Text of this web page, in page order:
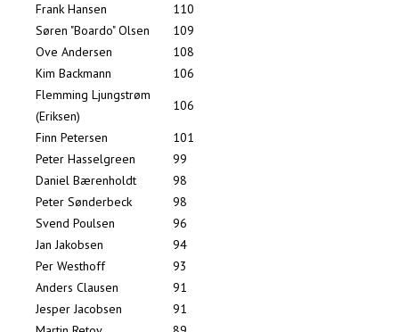
Frank Hansen
110
Søren "Boardo" Olsen
109
Ove Andersen
108
Kim Backmann
106
Flemming Ljungstrøm
(Eriksen)
106
Finn Petersen
101
Peter Hasselgreen
99
Daniel Bærenholdt
98
Peter Sønderbeck
98
Svend Poulsen
96
Jan Jakobsen
94
Per Westhoff
93
Anders Clausen
91
Jesper Jacobsen
91